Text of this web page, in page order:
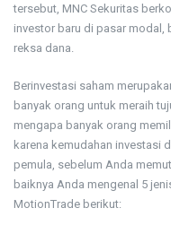
tersebut, MNC Sekuritas
investor baru di pasar modal,
reksa dana.
Berinvestasi saham
banyak orang untuk meraih
mengapa banyak orang
karena kemudahan investasi
pemula, sebelum Anda
baiknya Anda mengenal 5
MotionTrade berikut: